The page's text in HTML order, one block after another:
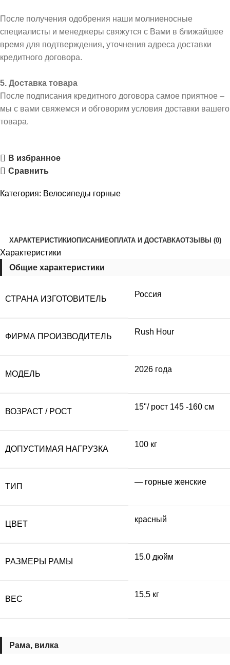
После получения одобрения наши молниеносные
специалисты и менеджеры свяжутся с Вами в ближайшее
время для подтверждения, уточнения адреса доставки
кредитного договора.
5. Доставка товара
После подписания кредитного договора самое приятное –
мы с вами свяжемся и обговорим условия доставки вашего
товара.
В избранное
Сравнить
Категория: Велосипеды горные
ХАРАКТЕРИСТИКИОПИСАНИЕОПЛАТА И ДОСТАВКАОТЗЫВЫ (0)
Характеристики
Общие характеристики
СТРАНА ИЗГОТОВИТЕЛЬ
Россия
ФИРМА ПРОИЗВОДИТЕЛЬ
Rush Hour
МОДЕЛЬ
2026 года
ВОЗРАСТ / РОСТ
15"/ рост 145 -160 см
ДОПУСТИМАЯ НАГРУЗКА
100 кг
ТИП
— горные женские
ЦВЕТ
красный
РАЗМЕРЫ РАМЫ
15.0 дюйм
ВЕС
15,5 кг
Рама, вилка